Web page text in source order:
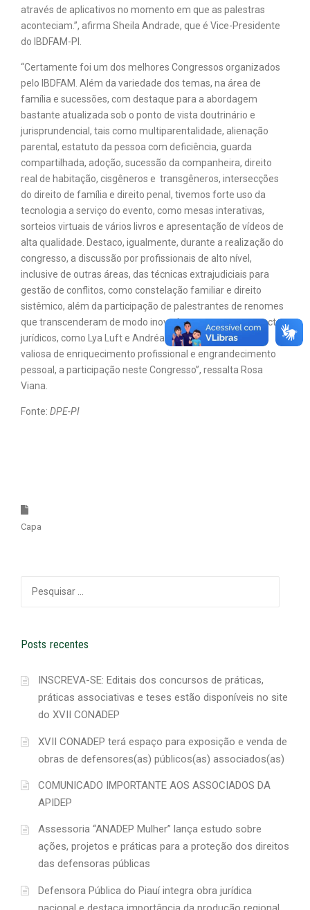
através de aplicativos no momento em que as palestras
aconteciam.”, afirma Sheila Andrade, que é Vice-Presidente
do IBDFAM-PI.
“Certamente foi um dos melhores Congressos organizados
pelo IBDFAM. Além da variedade dos temas, na área de
família e sucessões, com destaque para a abordagem
bastante atualizada sob o ponto de vista doutrinário e
jurisprundencial, tais como multiparentalidade, alienação
parental, estatuto da pessoa com deficiência, guarda
compartilhada, adoção, sucessão da companheira, direito
real de habitação, cisgêneros e transgêneros, intersecções
do direito de família e direito penal, tivemos forte uso da
tecnologia a serviço do evento, como mesas interativas,
sorteios virtuais de vários livros e apresentação de vídeos de
alta qualidade. Destaco, igualmente, durante a realização do
congresso, a discussão por profissionais de alto nível,
inclusive de outras áreas, das técnicas extrajudiciais para
gestão de conflitos, como constelação familiar e direito
sistêmico, além da participação de palestrantes de renomes
que transcenderam de modo inovador e tocante os aspectos
jurídicos, como Lya Luft e Andréa Pachá. Oportunidade
valiosa de enriquecimento profissional e engrandecimento
pessoal, a participação neste Congresso”, ressalta Rosa
Viana.
Fonte: DPE-PI
Capa
por:
Posts recentes
INSCREVA-SE: Editais dos concursos de práticas,
práticas associativas e teses estão disponíveis no site
do XVII CONADEP
XVII CONADEP terá espaço para exposição e venda de
obras de defensores(as) públicos(as) associados(as)
COMUNICADO IMPORTANTE AOS ASSOCIADOS DA
APIDEP
Assessoria “ANADEP Mulher” lança estudo sobre
ações, projetos e práticas para a proteção dos direitos
das defensoras públicas
Defensora Pública do Piauí integra obra jurídica